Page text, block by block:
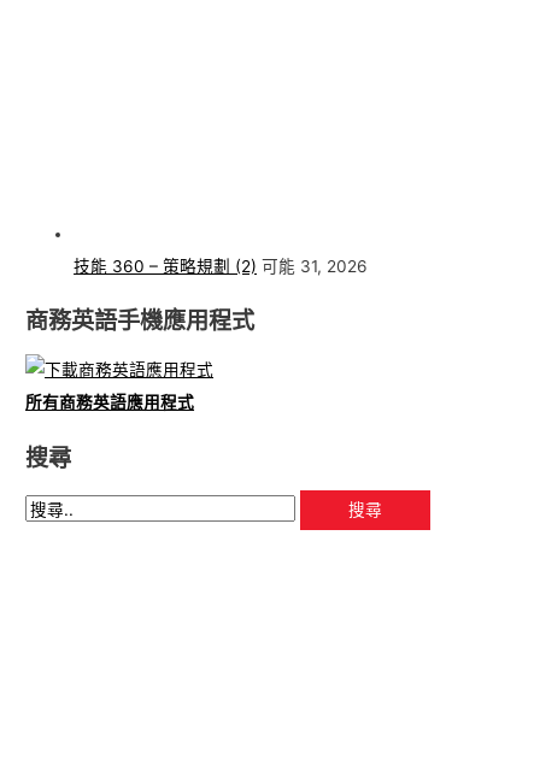
技能 360 – 策略規劃 (2) 可能 31, 2026
商務英語手機應用程式
所有商務英語應用程式
搜尋